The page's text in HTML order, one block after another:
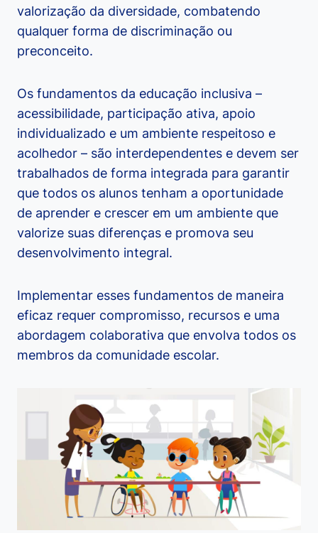
valorização da diversidade, combatendo
qualquer forma de discriminação ou
preconceito.
Os fundamentos da educação inclusiva –
acessibilidade, participação ativa, apoio
individualizado e um ambiente respeitoso e
acolhedor – são interdependentes e devem ser
trabalhados de forma integrada para garantir
que todos os alunos tenham a oportunidade
de aprender e crescer em um ambiente que
valorize suas diferenças e promova seu
desenvolvimento integral.
Implementar esses fundamentos de maneira
eficaz requer compromisso, recursos e uma
abordagem colaborativa que envolva todos os
membros da comunidade escolar.